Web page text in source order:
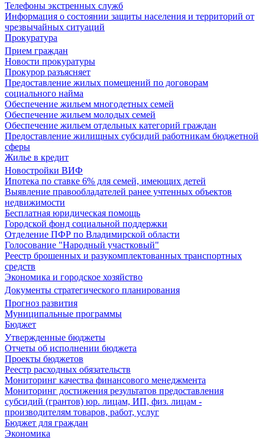
Телефоны экстренных служб
Информация о состоянии защиты населения и территорий от
чрезвычайных ситуаций
Прокуратура
Прием граждан
Новости прокуратуры
Прокурор разъясняет
Предоставление жилых помещений по договорам
социального найма
Обеспечение жильем многодетных семей
Обеспечение жильем молодых семей
Обеспечение жильем отдельных категорий граждан
Предоставление жилищных субсидий работникам бюджетной
сферы
Жилье в кредит
Новостройки ВИФ
Ипотека по ставке 6% для семей, имеющих детей
Выявление правообладателей ранее учтенных объектов
недвижимости
Бесплатная юридическая помощь
Городской фонд социальной поддержки
Отделение ПФР по Владимирской области
Голосование "Народный участковый"
Реестр брошенных и разукомплектованных транспортных
средств
Экономика и городское хозяйство
Документы стратегического планирования
Прогноз развития
Муниципальные программы
Бюджет
Утвержденные бюджеты
Отчеты об исполнении бюджета
Проекты бюджетов
Реестр расходных обязательств
Мониторинг качества финансового менеджмента
Мониторинг достижения результатов предоставления
субсидий (грантов) юр. лицам, ИП, физ. лицам -
производителям товаров, работ, услуг
Бюджет для граждан
Экономика